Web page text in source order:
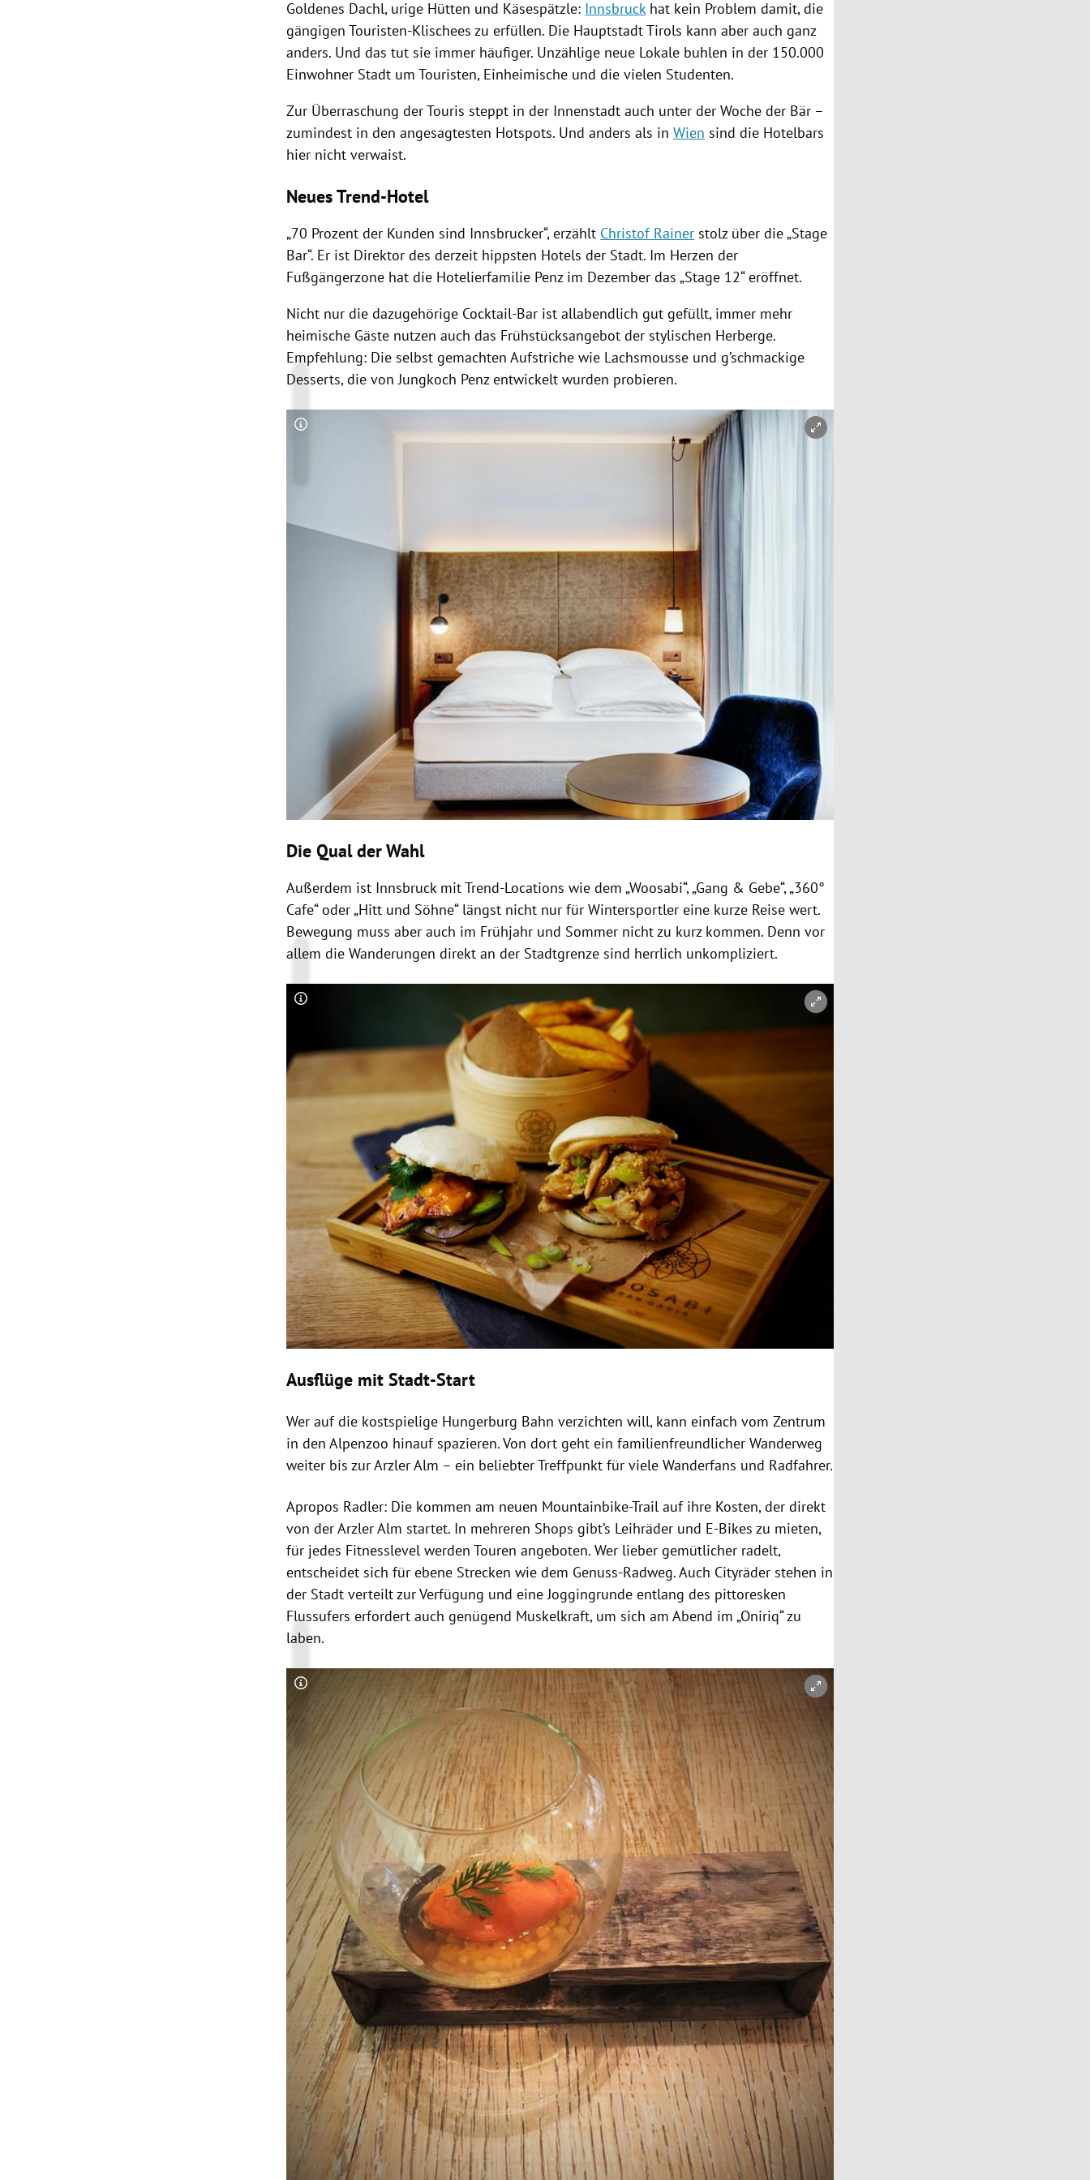
Goldenes Dachl, urige Hütten und Käsespätzle: Innsbruckhat kein Problem damit, die
gängigen Touristen-Klischees zu erfüllen. Die HauptstadtTirols kann aber auch ganz
anders. Und das tut sie immer häufiger. Unzählige neue Lokale buhlen in der 150.000
Einwohner Stadt um Touristen, Einheimische und die vielen Studenten.
Zur Überraschung der Touris steppt in der Innenstadt auch unter der Woche der Bär –
zumindest in den angesagtesten Hotspots. Und anders als inWien sind die Hotelbars
hier nicht verwaist.
Neues Trend-Hotel
„70 Prozent der Kunden sind Innsbrucker“, erzählt Christof Rainer stolz über die „Stage
Bar“. Er ist Direktor des derzeit hippsten Hotels der Stadt. Im Herzen der
Fußgängerzone hat die Hotelierfamilie Penz im Dezember das „Stage 12“ eröffnet.
Nicht nur die dazugehörige Cocktail-Bar ist allabendlich gut gefüllt, immer mehr
heimische Gäste nutzen auch das Frühstücksangebot der stylischen Herberge.
Empfehlung: Die selbst gemachten Aufstriche wie Lachsmousse und g’schmackige
Desserts, die von Jungkoch Penz entwickelt wurden probieren.
Copyright-Hinweis öffnen/schließen
Die Qual der Wahl
Außerdem ist Innsbruckmit Trend-Locations wie dem „Woosabi“, „Gang & Gebe“, „360°
Cafe“ oder „Hitt und Söhne“ längst nicht nur für Wintersportler eine kurze Reise wert.
Bewegung muss aber auch im Frühjahr und Sommer nicht zu kurz kommen. Denn vor
allem die Wanderungen direkt an der Stadtgrenze sind herrlich unkompliziert.
Copyright-Hinweis öffnen/schließen
Ausflüge mit Stadt-Start
Wer auf die kostspielige Hungerburg Bahn verzichten will, kann einfach vom Zentrum
in den Alpenzoo hinauf spazieren. Von dort geht ein familienfreundlicher Wanderweg
weiter bis zur Arzler Alm – ein beliebter Treffpunkt für viele Wanderfans und Radfahrer.
Apropos Radler: Die kommen am neuen Mountainbike-Trail auf ihre Kosten, der direkt
von der Arzler Alm startet. In mehreren Shops gibt’s Leihräder und E-Bikes zu mieten,
für jedes Fitnesslevel werden Touren angeboten. Wer lieber gemütlicher radelt,
entscheidet sich für ebene Strecken wie dem Genuss-Radweg. Auch Cityräder stehen in
der Stadt verteilt zur Verfügung und eine Joggingrunde entlang des pittoresken
Flussufers erfordert auch genügend Muskelkraft, um sich am Abend im „Oniriq“ zu
laben.
Copyright-Hinweis öffnen/schließen